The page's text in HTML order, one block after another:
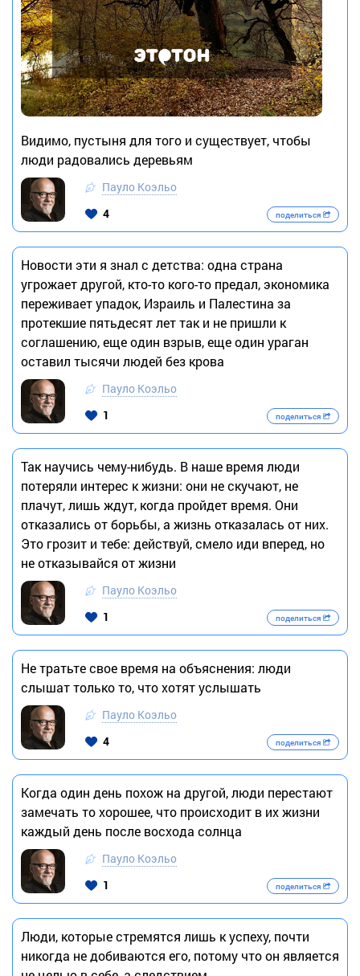
Видимо, пустыня для того и существует, чтобы
люди радовались деревьям
Пауло Коэльо
4
поделиться
Новости эти я знал с детства: одна страна
угрожает другой, кто-то кого-то предал, экономика
переживает упадок, Израиль и Палестина за
протекшие пятьдесят лет так и не пришли к
соглашению, еще один взрыв, еще один ураган
оставил тысячи людей без крова
Пауло Коэльо
1
поделиться
Так научись чему-нибудь. В наше время люди
потеряли интерес к жизни: они не скучают, не
плачут, лишь ждут, когда пройдет время. Они
отказались от борьбы, а жизнь отказалась от них.
Это грозит и тебе: действуй, смело иди вперед, но
не отказывайся от жизни
Пауло Коэльо
1
поделиться
Не тратьте свое время на объяснения: люди
слышат только то, что хотят услышать
Пауло Коэльо
4
поделиться
Когда один день похож на другой, люди перестают
замечать то хорошее, что происходит в их жизни
каждый день после восхода солнца
Пауло Коэльо
1
поделиться
Люди, которые стремятся лишь к успеху, почти
никогда не добиваются его, потому что он является